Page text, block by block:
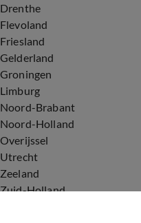
Drenthe
Flevoland
Friesland
Gelderland
Groningen
Limburg
Noord-Brabant
Noord-Holland
Overijssel
Utrecht
Zeeland
Zuid-Holland